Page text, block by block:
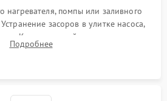
нагревателя, помпы или заливного
засоров в улитке насоса,
Компонентный ремонт платы
поврежденной проводки.
Подробнее